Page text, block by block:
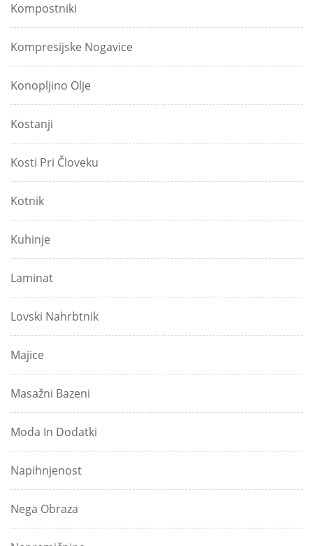
Kompostniki
Kompresijske Nogavice
Konopljino Olje
Kostanji
Kosti Pri Človeku
Kotnik
Kuhinje
Laminat
Lovski Nahrbtnik
Majice
Masažni Bazeni
Moda In Dodatki
Napihnjenost
Nega Obraza